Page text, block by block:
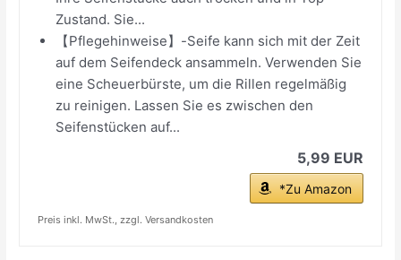
Zustand. Sie...
【Pflegehinweise】-Seife kann sich mit der Zeit
auf dem Seifendeck ansammeln. Verwenden Sie
eine Scheuerbürste, um die Rillen regelmäßig
zu reinigen. Lassen Sie es zwischen den
Seifenstücken auf...
5,99 EUR
*Zu Amazon
Preis inkl. MwSt., zzgl. Versandkosten